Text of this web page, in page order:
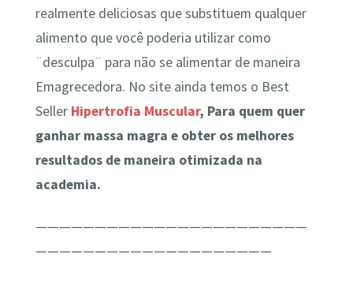
realmente deliciosas que substituem qualquer
alimento que você poderia utilizar como
¨desculpa¨ para não se alimentar de maneira
Emagrecedora. No site ainda temos o Best
Seller Hipertrofia Muscular, Para quem quer
ganhar massa magra e obter os melhores
resultados de maneira otimizada na
academia.
———————————————————————
————————————————————